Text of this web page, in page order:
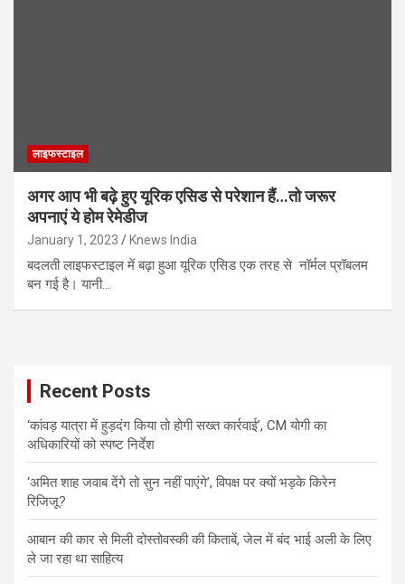
लाइफस्टाइल
अगर आप भी बढ़े हुए यूरिक एसिड से परेशान हैं…तो जरूर
अपनाएं ये होम रेमेडीज
January 1, 2023 Knews India
बदलती लाइफस्टाइल में बढ़ा हुआ यूरिक एसिड एक तरह से नॉर्मल प्रॉबलम
बन गई है। यानी…
Recent Posts
‘कांवड़ यात्रा में हुड़दंग किया तो होगी सख्त कार्रवाई’, CM योगी का
अधिकारियों को स्पष्ट निर्देश
‘अमित शाह जवाब देंगे तो सुन नहीं पाएंगे’, विपक्ष पर क्यों भड़के किरेन
रिजिजू?
आबान की कार से मिली दोस्तोवस्की की किताबें, जेल में बंद भाई अली के लिए
ले जा रहा था साहित्य